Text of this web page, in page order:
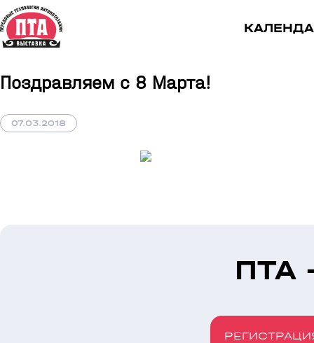
Поздравляем с 8 Марта!
07.03.2018
ПТА